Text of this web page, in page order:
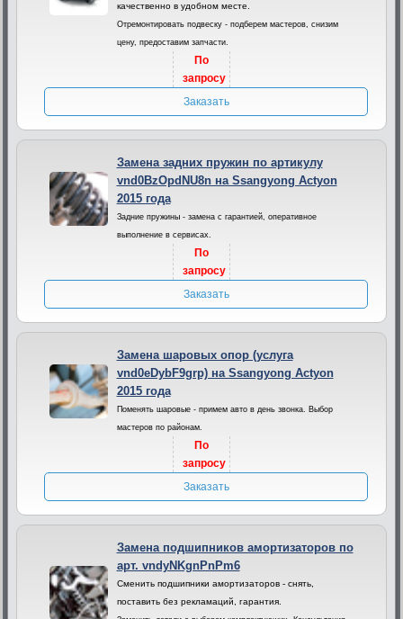
качественно в удобном месте.
Отремонтировать подвеску - подберем мастеров, снизим
цену, предоставим запчасти.
По
запросу
Заказать
Замена задних пружин по артикулу
vnd0BzOpdNU8n на Ssangyong Actyon
2015 года
Задние пружины - замена с гарантией, оперативное
выполнение в сервисах.
По
запросу
Заказать
Замена шаровых опор (услуга
vnd0eDybF9grp) на Ssangyong Actyon
2015 года
Поменять шаровые - примем авто в день звонка. Выбор
мастеров по районам.
По
запросу
Заказать
Замена подшипников амортизаторов по
арт. vndyNKgnPnPm6
Сменить подшипники амортизаторов - снять,
поставить без рекламаций, гарантия.